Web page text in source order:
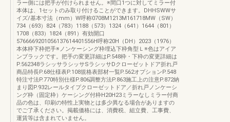
ラー側には把手が付けられません。※間口1つに対してミラー付
本体は、1セットのみ取り付けることができます。DHHSWWサ
イズ/基本寸法（mm）W呼称0708M1213M161718MW（SW）
734（693）824（783）1188（573）1324（641）1644（801）
1708（833）1824（891）有効開口
5766669201056137614401556H呼称20H（DH）2023（1976）
本体枠下枠把手※ノンケーシング枠埋込下枠角型Ｌ※色はアイア
ンブラックです。把手の変更詳細はP.548枠・下枠の変更詳細は
P.562348ラシッサラシッサSラシッサDクローゼットドア折れ戸
商品特長P.68仕様表P.108規格表部材一覧P.562オプションP.548
特注寸法P.770特別仕様P.806調整方法P.863施工上の注意P.872納
まり図P.932レールタイプクローゼットドア／折れ戸ノンケーシ
ング枠（固定枠）ケーシング付枠H20H23ミラーなしミラー付商
品の色は、印刷の特性上実物とは多少異なる場合がありますの
でご了承ください。掲載価格には、消費税、組立費、工事費、
運賃等は含まれていません。